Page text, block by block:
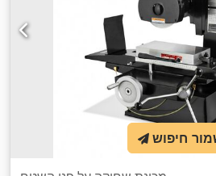
חיפוש